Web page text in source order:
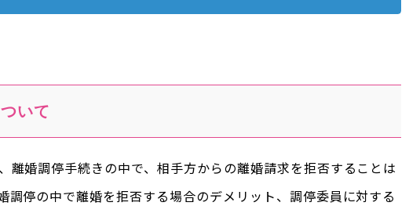
いて
離婚調停手続きの中で、相手方からの離婚請求を拒否することは
調停の中で離婚を拒否する場合のデメリット、調停委員に対する